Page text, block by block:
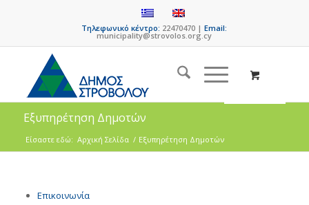
Τηλεφωνικό κέντρο: 22470470 |Email:
municipality@strovolos.org.cy
Εξυπηρέτηση Δημοτών
Είσαστε εδώ: Αρχική Σελίδα / Εξυπηρέτηση Δημοτών
Επικοινωνία